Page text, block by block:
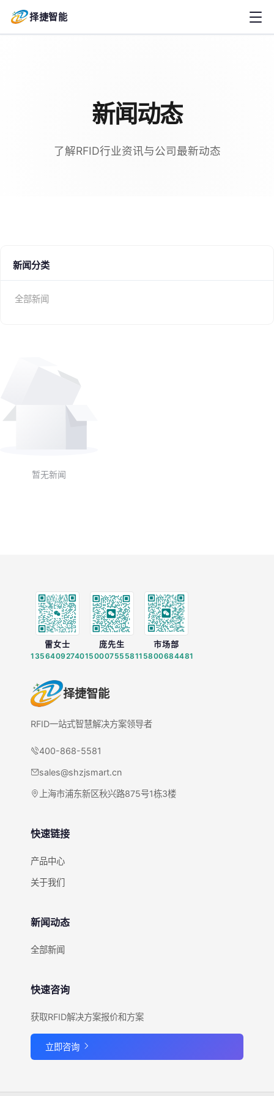
择捷智能
新闻动态
了解RFID行业资讯与公司最新动态
新闻分类
全部新闻
暂无新闻
雷女士
13564092740
庞先生
15000755581
市场部
15800684481
择捷智能
RFID一站式智慧解决方案领导者
400-868-5581
sales@shzjsmart.cn
上海市浦东新区秋兴路875号1栋3楼
快速链接
产品中心
关于我们
新闻动态
全部新闻
快速咨询
获取RFID解决方案报价和方案
立即咨询